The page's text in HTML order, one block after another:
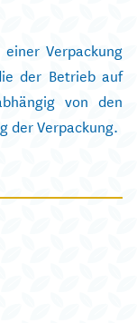
Verpackung
der Betrieb auf
von den
der Verpackung.